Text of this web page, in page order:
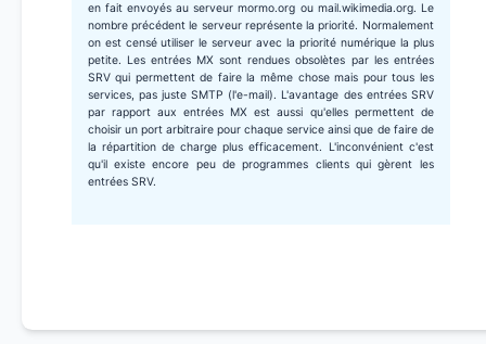
en fait envoyés au serveur mormo.org ou mail.wikimedia.org. Le
nombre précédent le serveur représente la priorité. Normalement
on est censé utiliser le serveur avec la priorité numérique la plus
petite. Les entrées MX sont rendues obsolètes par les entrées
SRV qui permettent de faire la même chose mais pour tous les
services, pas juste SMTP (l'e-mail). L'avantage des entrées SRV
par rapport aux entrées MX est aussi qu'elles permettent de
choisir un port arbitraire pour chaque service ainsi que de faire de
la répartition de charge plus efficacement. L'inconvénient c'est
qu'il existe encore peu de programmes clients qui gèrent les
entrées SRV.